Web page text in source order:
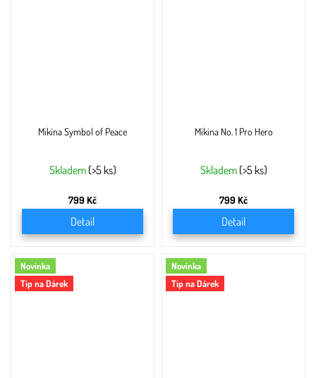
Mikina Symbol of Peace
Skladem (>5 ks)
799 Kč
Detail
Mikina No. 1 Pro Hero
Skladem (>5 ks)
799 Kč
Detail
Novinka
Tip na Dárek
Novinka
Tip na Dárek